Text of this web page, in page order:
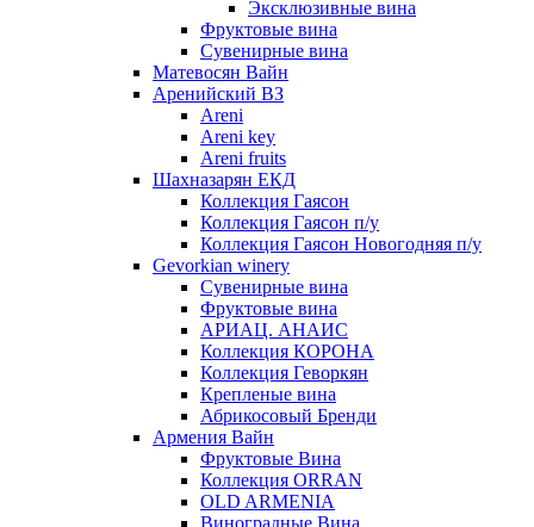
Эксклюзивные вина
Фруктовые вина
Cувенирные вина
Матевосян Вайн
Аренийский ВЗ
Areni
Areni key
Areni fruits
Шахназарян ЕКД
Коллекция Гаясон
Коллекция Гаясон п/у
Коллекция Гаясон Новогодняя п/у
Gevorkian winery
Сувенирные вина
Фруктовые вина
АРИАЦ. АНАИС
Коллекция КОРОНА
Коллекция Геворкян
Крепленые вина
Абрикосовый Бренди
Армения Вайн
Фруктовые Вина
Коллекция ORRAN
OLD ARMENIA
Виноградные Вина